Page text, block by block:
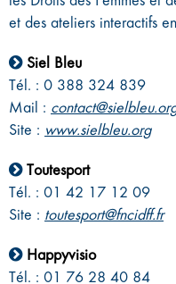
et des ateliers interactifs
Siel Bleu
Tél. : 0 388 324 839
Mail :
Site : www.sielbleu.org
Toutesport
Tél. : 01 42 17 12 09
Site : toutesport@fncidff.fr
Happyvisio
Tél. : 01 76 28 40 84